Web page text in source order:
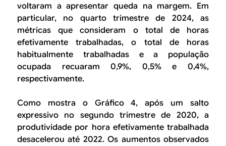
voltaram a apresentar queda na margem. Em
particular, no quarto trimestre de 2024, as
métricas que consideram o total de horas
efetivamente trabalhadas, o total de horas
habitualmente trabalhadas e a população
ocupada recuaram 0,9%, 0,5% e 0,4%,
respectivamente.
Como mostra o Gráfico 4, após um salto
expressivo no segundo trimestre de 2020, a
produtividade por hora efetivamente trabalhada
desacelerou até 2022. Os aumentos observados